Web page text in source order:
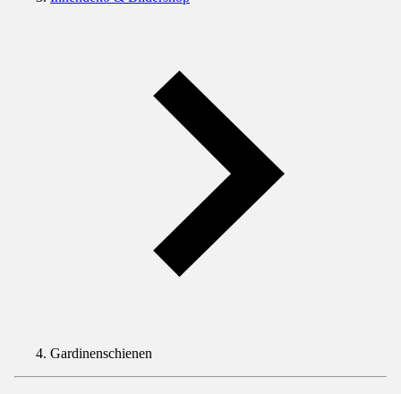
Gardinenschienen